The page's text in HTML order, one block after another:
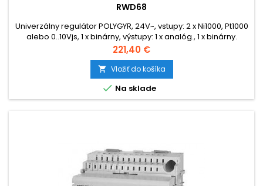
RWD68
Univerzálny regulátor POLYGYR, 24V~, vstupy: 2 x Ni1000, Pt1000
alebo 0..10Vjs, 1 x binárny, výstupy: 1 x analóg., 1 x binárny.
Cena
221,40 €
 Vložiť do košíka
 Na sklade